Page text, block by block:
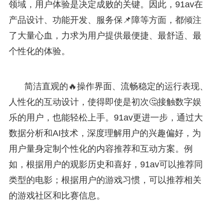
领域，用户体验是决定成败的关键。因此，91av在
产品设计、功能开发、服务保📌障等方面，都倾注
了大量心血，力求为用户提供最便捷、最舒适、最
个性化的体验。
简洁直观的🔥操作界面、流畅稳定的运行表现、
人性化的互动设计，使得即使是初次🤔接触数字娱
乐的用户，也能轻松上手。91av更进一步，通过大
数据分析和AI技术，深度理解用户的兴趣偏好，为
用户量身定制个性化的内容推荐和互动方案。例
如，根据用户的观影历史和喜好，91av可以推荐同
类型的电影；根据用户的游戏习惯，可以推荐相关
的游戏社区和比赛信息。